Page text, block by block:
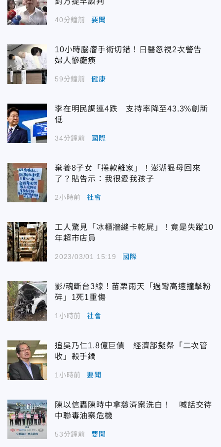
40分鐘前 要聞
10小時腦瘤手術切錯！日醫忽視2次警告
婦人慘癱瘓
59分鐘前 健康
李在明民調連4跌 支持率降至43.3%創新
低
34分鐘前 國際
棄養8子女「捲款離家」！澎湖狠母回來
了？貼告示：我很愛我孩子
2小時前 社會
工人驚見「冰櫃牆縫卡乾屍」！竟是失蹤10
年超市店員
2023/03/01 15:19 國際
影/魂斷台3線！苗栗雨天「過彎高速撞擊粉
碎」1死1重傷
1小時前 社會
追吳乃仁1.8億巨債 經濟部擬祭「二次管
收」殺手鐧
1小時前 要聞
陳以信轟陳時中拿慈濟案洗白！ 喊話交待
中聯毒油案危機
53分鐘前 要聞